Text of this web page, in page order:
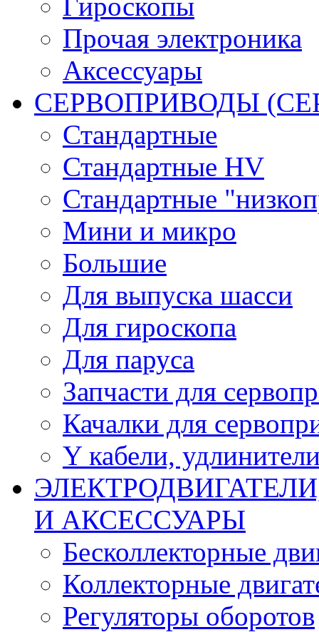
Прочая электроника
Аксессуары
СЕРВОПРИВОДЫ
Стандартные
Стандартные HV
Стандартные
Мини и микро
Большие
Для выпуска шасси
Для гироскопа
Для паруса
Запчасти для
Качалки для
Y кабели,
И АКСЕССУАРЫ
Бесколлекторные
Коллекторные
Регуляторы оборотов